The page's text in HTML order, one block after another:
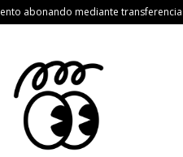
abonando mediante transferencia